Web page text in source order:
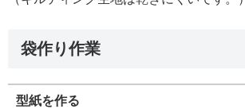
袋作り作業
型紙を作る